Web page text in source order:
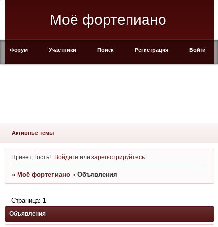
Моё фортепиано
Форум Участники Поиск Регистрация Войти
Активные темы
Привет, Гость! Войдите илизарегистрируйтесь
» Моё фортепиано » Объявления
Объявления
Страница: 1